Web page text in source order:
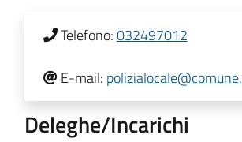
Telefono:032497012
E-mail:
Deleghe/Incarichi